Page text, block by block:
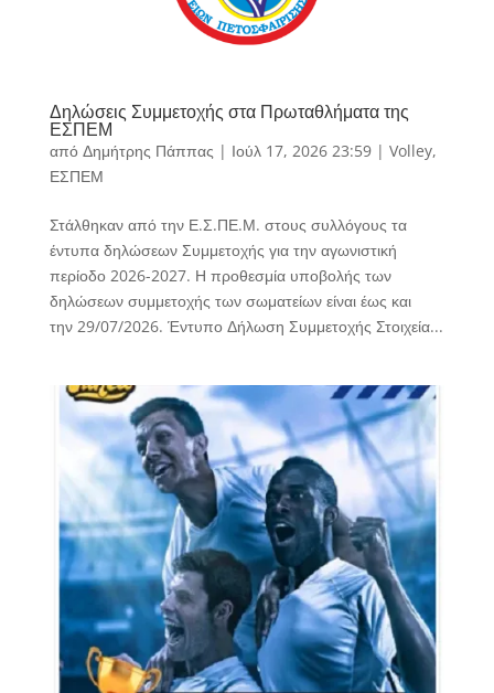
Δηλώσεις Συμμετοχής στα Πρωταθλήματα της
ΕΣΠΕΜ
από Δημήτρης Πάππας | Ιούλ 17, 2026 23:59| Volley,
ΕΣΠΕΜ
Στάλθηκαν από την Ε.Σ.ΠΕ.Μ. στους συλλόγους τα
έντυπα δηλώσεων Συμμετοχής για την αγωνιστική
περίοδο 2026-2027. Η προθεσμία υποβολής των
δηλώσεων συμμετοχής των σωματείων είναι έως και
την 29/07/2026. Έντυπο Δήλωση Συμμετοχής Στοιχεία...